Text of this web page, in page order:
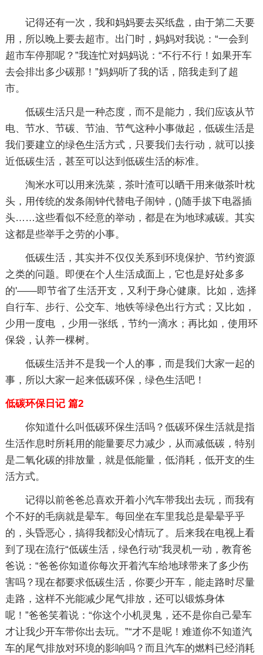
记得还有一次，我和妈妈要去买纸盘，由于第二天要
用，所以晚上要去超市。出门时，妈妈对我说：“一会到
超市车停那呢？”我连忙对妈妈说：“不行不行！如果开车
去会排出多少碳那！”妈妈听了我的话，陪我走到了超
市。
低碳生活只是一种态度，而不是能力，我们应该从节
电、节水、节碳、节油、节气这种小事做起，低碳生活是
我们要建立的绿色生活方式，只要我们去行动，就可以接
近低碳生活，甚至可以达到低碳生活的标准。
淘米水可以用来洗菜，茶叶渣可以晒干用来做茶叶枕
头，用传统的发条闹钟代替电子闹钟，()随手拔下电器插
头……这些看似不经意的举动，都是在为地球减碳。其实
这都是些举手之劳的小事。
低碳生活，其实并不仅仅关系到环境保护、节约资源
之类的问题。即便在个人生活成面上，它也是好处多多
的'——即节省了生活开支，又利于身心健康。比如，选择
自行车、步行、公交车、地铁等绿色出行方式；又比如，
少用一度电 ，少用一张纸，节约一滴水；再比如，使用环
保袋，认养一棵树。
低碳生活并不是我一个人的事，而是我们大家一起的
事，所以大家一起来低碳环保，绿色生活吧！
低碳环保日记 篇2
你知道什么叫低碳环保生活吗？低碳环保生活就是指
生活作息时所耗用的能量要尽力减少，从而减低碳，特别
是二氧化碳的排放量，就是低能量，低消耗，低开支的生
活方式。
记得以前爸爸总喜欢开着小汽车带我出去玩，而我有
个不好的毛病就是晕车。每回坐在车里我总是晕晕乎乎
的，头昏恶心，搞得我都没心情玩了。后来我在电视上看
到了现在流行“低碳生活，绿色行动”我灵机一动，教育爸
爸说：“爸爸你知道你每次开着汽车给地球带来了多少伤
害吗？现在都要求低碳生活，你要少开车，能走路时尽量
走路，这样不光能减少尾气排放，还可以锻炼身体
呢！”爸爸笑着说：“你这个小机灵鬼，还不是你自己晕车
才让我少开车带你出去玩。”“才不是呢！难道你不知道汽
车的尾气排放对环境的影响吗？而且汽车的燃料已经消耗